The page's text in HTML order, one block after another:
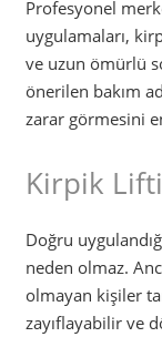
Profesyonel
uygulamaları,
ve uzun ömürlü
önerilen bakım
zarar görmesini
Kirpik
Doğru
neden olmaz.
olmayan kişiler
zayıflayabilir ve